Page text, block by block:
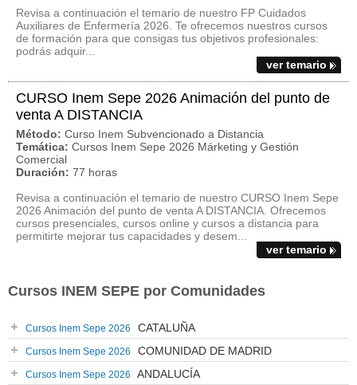
Revisa a continuación el temario de nuestro FP Cuidados
Auxiliares de Enfermería 2026. Te ofrecemos nuestros cursos
de formación para que consigas tus objetivos profesionales:
podrás adquir...
ver temario
CURSO Inem Sepe 2026 Animación del punto de
venta A DISTANCIA
Método: Curso Inem Subvencionado a Distancia
Temática: Cursos Inem Sepe 2026 Márketing y Gestión
Comercial
Duración: 77 horas
Revisa a continuación el temario de nuestro CURSO Inem Sepe
2026 Animación del punto de venta A DISTANCIA. Ofrecemos
cursos presenciales, cursos online y cursos a distancia para
permitirte mejorar tus capacidades y desem...
ver temario
Cursos INEM SEPE por Comunidades
Cursos Inem Sepe 2026 CATALUÑA
Cursos Inem Sepe 2026 COMUNIDAD DE MADRID
Cursos Inem Sepe 2026 ANDALUCÍA